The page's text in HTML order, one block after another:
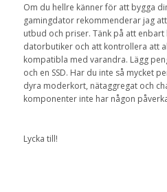
Om du hellre känner för att bygga
gamingdator rekommenderar jag
utbud och priser. Tänk på att
datorbutiker och att kontrollera att
kompatibla med varandra. Lägg
och en SSD. Har du inte så mycket
dyra moderkort, nätaggregat och
komponenter inte har någon
Lycka till!